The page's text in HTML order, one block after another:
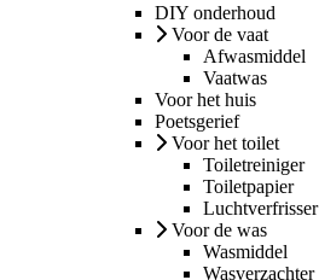
DIY onderhoud
Voor de vaat
Afwasmiddel
Vaatwas
Voor het huis
Poetsgerief
Voor het toilet
Toiletreiniger
Toiletpapier
Luchtverfrisser
Voor de was
Wasmiddel
Wasverzachter